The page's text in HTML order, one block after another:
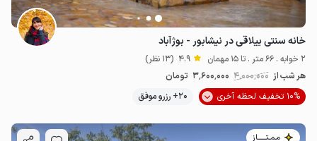
خانه سنتی ییلاقی در نیشابور - بوژآباد
2 خوابه . 66 متر . تا 15 مهمان 4.9 (13 نظر)
هر شب از 4٬000٬000 3٬600٬000 تومان
10% تخفیف لحظه آخری
20+ رزرو موفق
مـمـتــــــاز